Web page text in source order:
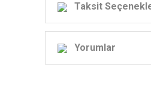
Taksit
Yorumlar